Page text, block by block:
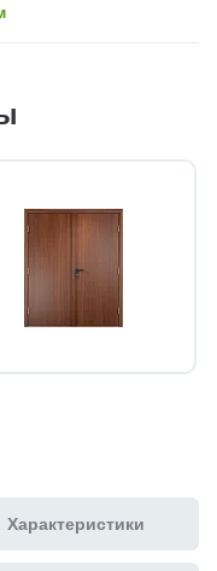
Характеристики